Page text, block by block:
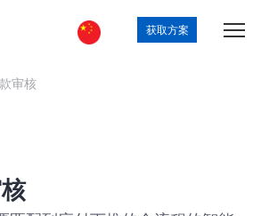
获取方案
审核